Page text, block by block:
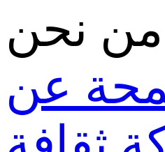
من نحن
عن